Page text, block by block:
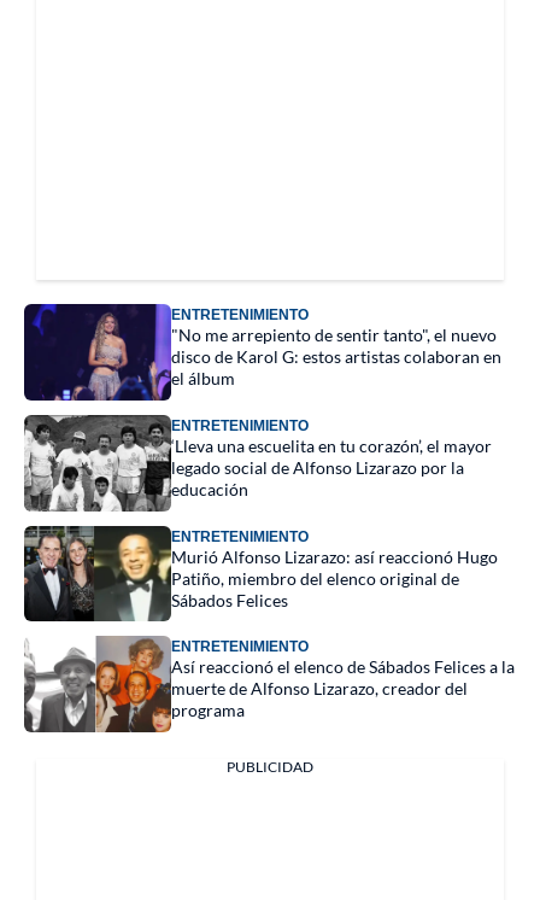
ENTRETENIMIENTO
"No me arrepiento de sentir tanto", el nuevo
disco de Karol G: estos artistas colaboran en
el álbum
ENTRETENIMIENTO
‘Lleva una escuelita en tu corazón’, el mayor
legado social de Alfonso Lizarazo por la
educación
ENTRETENIMIENTO
Murió Alfonso Lizarazo: así reaccionó Hugo
Patiño, miembro del elenco original de
Sábados Felices
ENTRETENIMIENTO
Así reaccionó el elenco de Sábados Felices a la
muerte de Alfonso Lizarazo, creador del
programa
PUBLICIDAD